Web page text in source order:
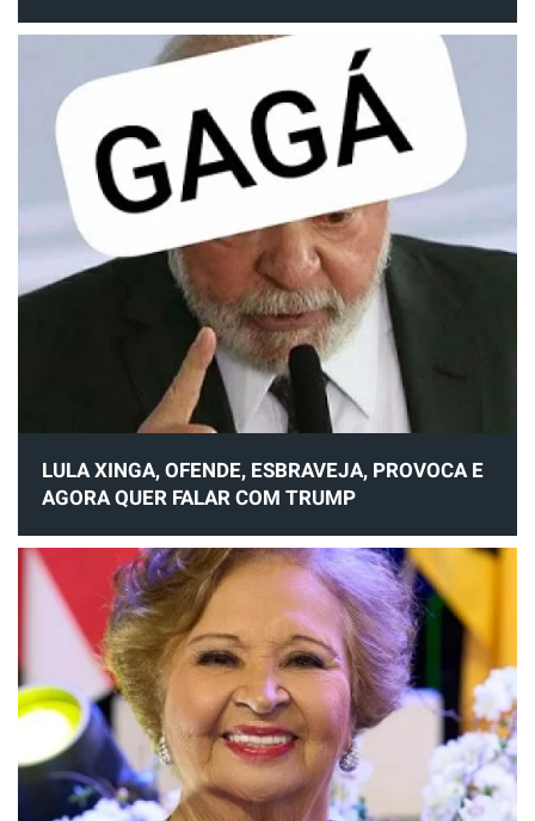
LULA XINGA, OFENDE, ESBRAVEJA, PROVOCA E
AGORA QUER FALAR COM TRUMP